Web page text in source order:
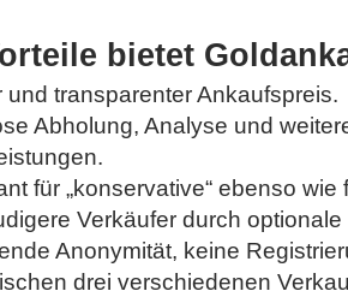
bietet
und transparenter Ankaufspreis.
Abholung, Analyse und
für „konservative“ ebenso wie
Verkäufer durch
Anonymität, keine
drei verschiedenen